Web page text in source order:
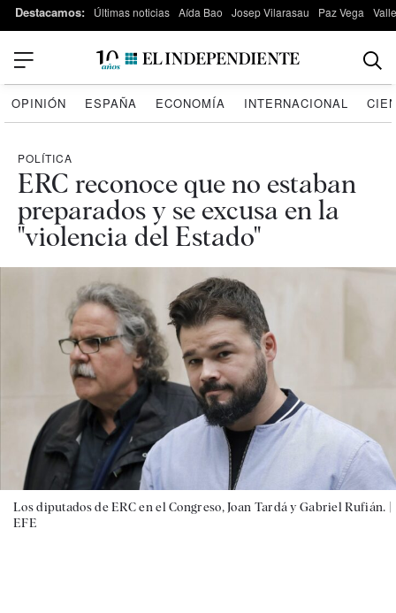
Destacamos: Últimas noticias Aída Bao Josep Vilarasau Paz Vega
OPINIÓN ESPAÑA ECONOMÍA INTERNACIONAL
POLÍTICA
ERC reconoce que no estaban
preparados y se excusa en la
"violencia del Estado"
Los diputados de ERC en el Congreso, Joan Tardá y Gabriel Rufián. |
EFE